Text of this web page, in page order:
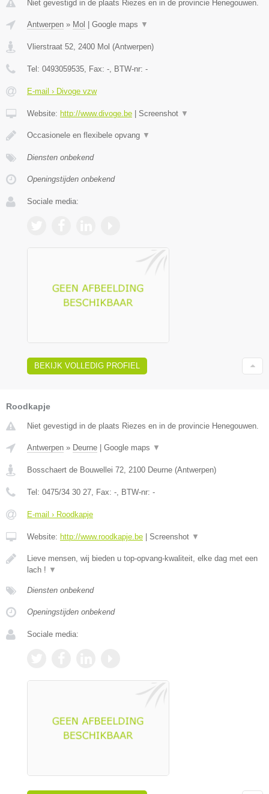
Niet gevestigd in de plaats Riezes en in de provincie Henegouwen.
Antwerpen » Mol Google maps ▼
Vlierstraat 52, 2400 Mol (Antwerpen)
Tel: 0493059535, Fax: -, BTW-nr: -
E-mail › Divoge vzw
Website: http://www.divoge.be Screenshot ▼
Occasionele en flexibele opvang ▼
Diensten onbekend
Openingstijden onbekend
Sociale media:
BEKIJK VOLLEDIG PROFIEL
Roodkapje
Niet gevestigd in de plaats Riezes en in de provincie Henegouwen.
Antwerpen » Deurne Google maps ▼
Bosschaert de Bouwellei 72 2100 Deurne (Antwerpen)
Tel: 0475/34 30 27 , Fax: - , BTW-nr: -
E-mail › Roodkapje
Website: http://www.roodkapje.be Screenshot ▼
Lieve mensen, wij bieden u top-opvang-kwaliteit, elke dag met een
lach ! ▼
Diensten onbekend
Openingstijden onbekend
Sociale media: